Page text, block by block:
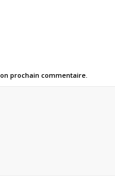
prochain commentaire.